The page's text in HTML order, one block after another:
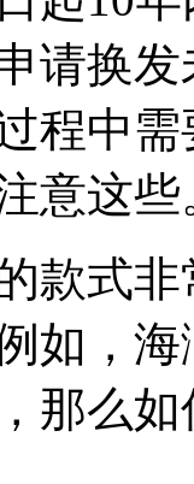
请换
程中
意这些
款式
如，
那么